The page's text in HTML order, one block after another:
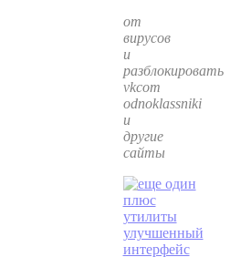
от
вирусов
и
разблокировать
vkcom
odnoklassniki
и
другие
сайты